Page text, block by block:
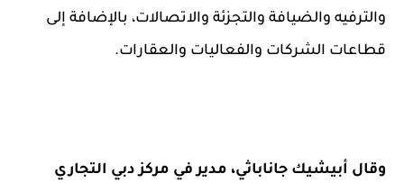
والترفيه والضيافة والتجزئة والاتصالات، بالإضافة إلى
قطاعات الشركات والفعاليات والعقارات.
وقال أبيشيك جاناباثي، مدير في مركز دبي التجاري